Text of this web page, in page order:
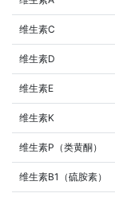
维生素C
维生素D
维生素E
维生素K
维生素P（类黄酮）
维生素B1（硫胺素）